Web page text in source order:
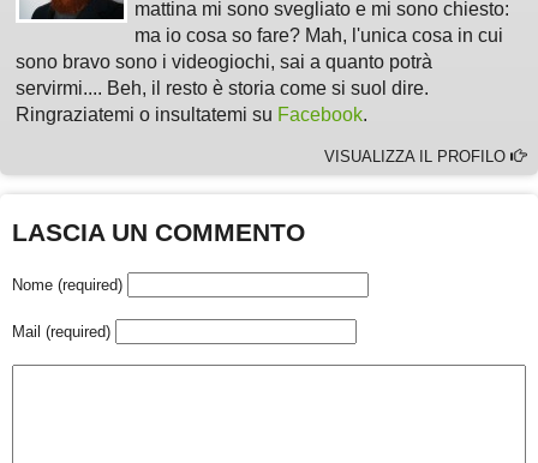
mattina mi sono svegliato e mi sono chiesto:
ma io cosa so fare? Mah, l'unica cosa in cui
sono bravo sono i videogiochi, sai a quanto potrà
servirmi.... Beh, il resto è storia come si suol dire.
Ringraziatemi o insultatemi su Facebook.
VISUALIZZA IL PROFILO
LASCIA UN COMMENTO
Nome (required)
Mail (required)